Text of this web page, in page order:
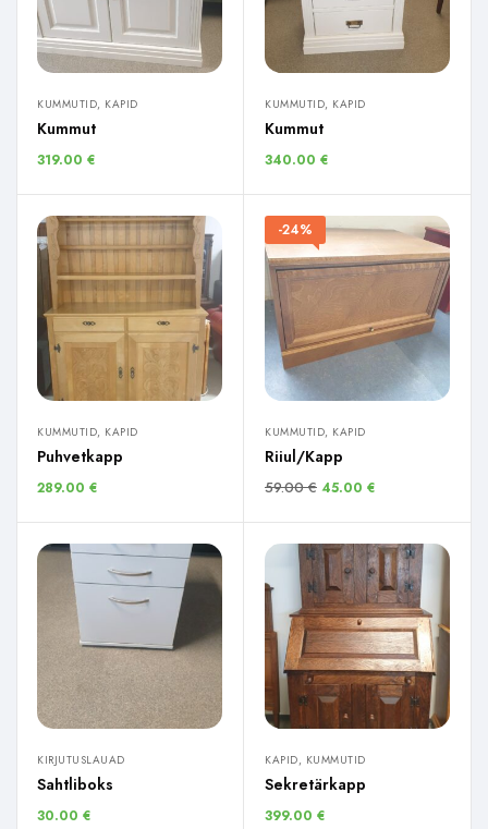
KUMMUTID, KAPID
Kummut
319.00 €
KUMMUTID, KAPID
Kummut
340.00 €
KUMMUTID, KAPID
Puhvetkapp
289.00 €
-24%
KUMMUTID, KAPID
Riiul/Kapp
59.00€ 45.00 €
KIRJUTUSLAUAD
Sahtliboks
30.00 €
KAPID, KUMMUTID
Sekretärkapp
399.00 €